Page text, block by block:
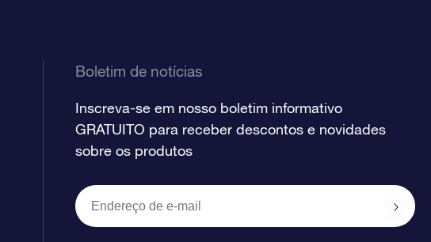
Boletim de notícias
Inscreva-se em nosso boletim informativo
GRATUITO para receber descontos e novidades
sobre os produtos